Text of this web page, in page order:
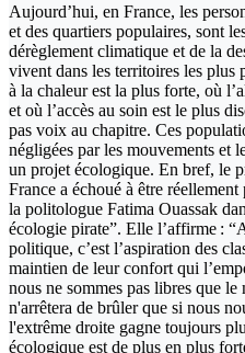
Aujourd’hui, en France, les
et des quartiers populaires, sont
dérèglement climatique et de la
vivent dans les territoires les plus
à la chaleur est la plus forte, où
et où l’accès au soin est le plus
pas voix au chapitre. Ces
négligées par les mouvements et
un projet écologique. En bref, le
France a échoué à être
la politologue Fatima Ouassak
écologie pirate”. Elle l’affirme :
politique, c’est l’aspiration des
maintien de leur confort qui
nous ne sommes pas libres que
n'arrêtera de brûler que si nous
l'extrême droite gagne toujours
écologique est de plus en plus